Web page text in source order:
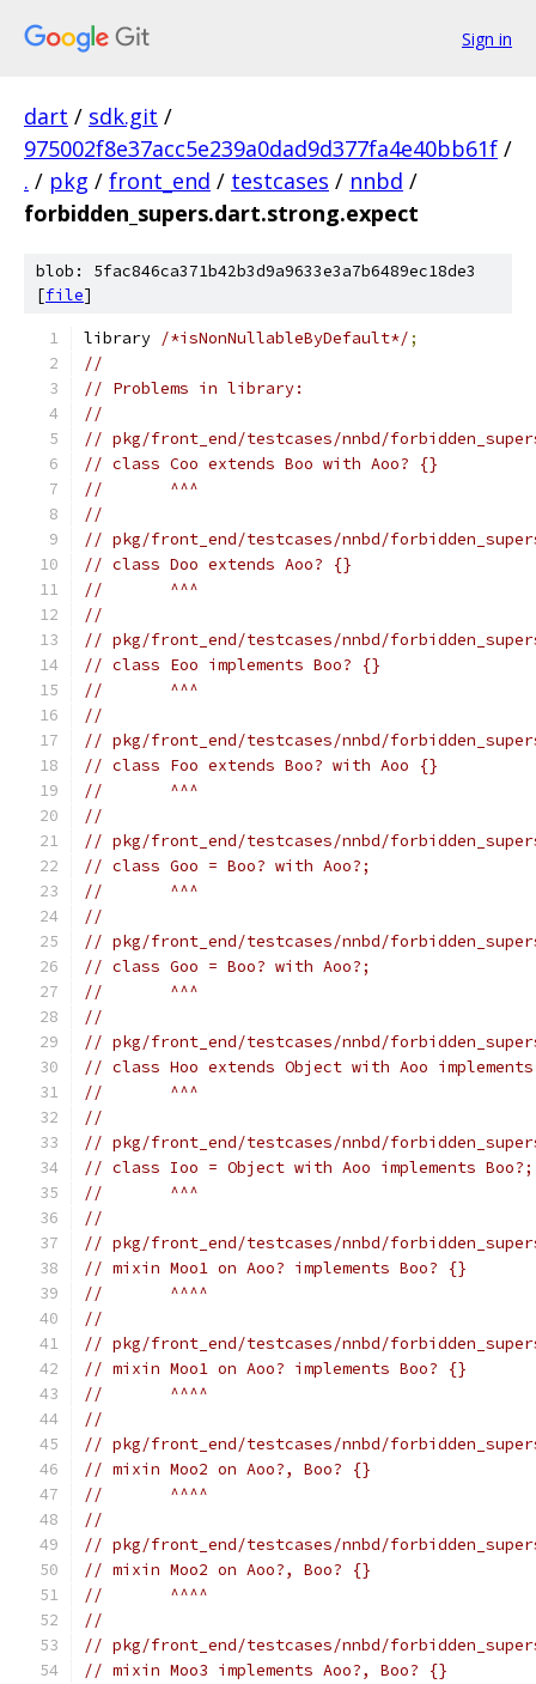
Sign in
dart / sdk.git /
975002f8e37acc5e239a0dad9d377fa4e40bb61f /
. / pkg / front_end / testcases / nnbd /
forbidden_supers.dart.strong.expect
blob: 5fac846ca371b42b3d9a9633e3a7b6489ec18de3
[file]
library /*isNonNullableByDefault*/;
//
// Problems in library:
//
// pkg/front_end/testcases/nnbd/
// class Coo extends Boo with Aoo? {}
//       ^^^
//
// pkg/front_end/testcases/nnbd/
// class Doo extends Aoo? {}
//       ^^^
//
// pkg/front_end/testcases/nnbd/
// class Eoo implements Boo? {}
//       ^^^
//
// pkg/front_end/testcases/nnbd/
// class Foo extends Boo? with Aoo {}
//       ^^^
//
// pkg/front_end/testcases/nnbd/
// class Goo = Boo? with Aoo?;
//       ^^^
//
// pkg/front_end/testcases/nnbd/
// class Goo = Boo? with Aoo?;
//       ^^^
//
// pkg/front_end/testcases/nnbd/
// class Hoo extends Object with Aoo
//       ^^^
//
// pkg/front_end/testcases/nnbd/
// class Ioo = Object with Aoo implements Boo?;
//       ^^^
//
// pkg/front_end/testcases/nnbd/
// mixin Moo1 on Aoo? implements Boo? {}
//       ^^^^
//
// pkg/front_end/testcases/nnbd/
// mixin Moo1 on Aoo? implements Boo? {}
//       ^^^^
//
// pkg/front_end/testcases/nnbd/
// mixin Moo2 on Aoo?, Boo? {}
//       ^^^^
//
// pkg/front_end/testcases/nnbd/
// mixin Moo2 on Aoo?, Boo? {}
//       ^^^^
//
// pkg/front_end/testcases/nnbd/
// mixin Moo3 implements Aoo?, Boo? {}